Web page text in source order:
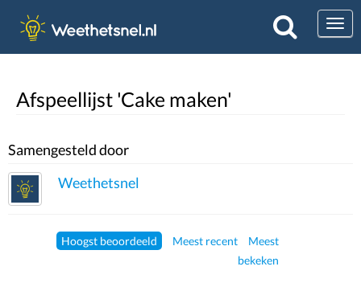
Afspeellijst 'Cake maken'
Samengesteld door
Weethetsnel
Hoogst beoordeeld Meest recent
Meest
bekeken